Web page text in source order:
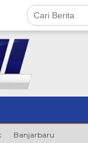
Banjarbaru